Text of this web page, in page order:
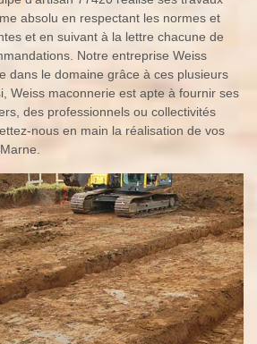
absolu en respectant les normes et
et en suivant à la lettre chacune de
Notre entreprise Weiss
dans le domaine grâce à ces plusieurs
Weiss maconnerie est apte à fournir ses
des professionnels ou collectivités
nous en main la réalisation de vos